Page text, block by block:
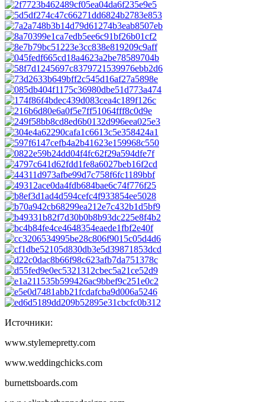
Источники:
www.stylemepretty.com
www.weddingchicks.com
burnettsboards.com